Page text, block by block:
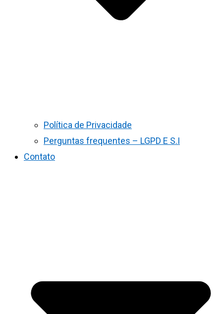
Política de Privacidade
Perguntas frequentes – LGPD E S.I
Contato